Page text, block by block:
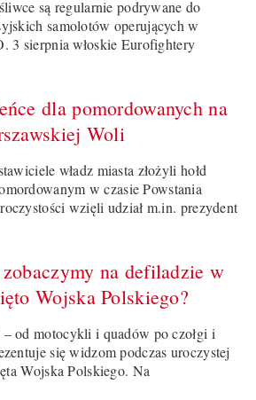
są regularnie podrywane do
samolotów operujących w
3 sierpnia włoskie Eurofightery
dla pomordowanych na
Woli
władz miasta złożyli hołd
w czasie Powstania
wzięli udział m.in. prezydent
na defiladzie w
Wojska Polskiego?
od motocykli i quadów po czołgi i
się widzom podczas uroczystej
Wojska Polskiego. Na